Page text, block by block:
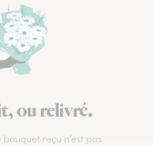
ou relivré.
reçu n’est pas